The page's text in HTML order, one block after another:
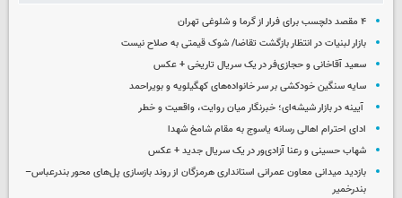
۴ مقصد دلچسب برای فرار از گرما و شلوغی تهران
بازار لبنیات در انتظار بازگشت تقاضا/ شوک قیمتی به صلاح نیست
سعید آقاخانی و حجازی‌فر در یک سریال تاریخی + عکس
سایه سنگین خودکشی بر سر خانواده‌های کهگیلویه و بویراحمد
آیینه در بازار شیشه‌ای؛ خبرنگار میان روایت، واقعیت و خطر
ادای احترام اهالی رسانه یاسوج به مقام شامخ شهدا
شهاب حسینی و رعنا آزادی‌ور در یک سریال جدید + عکس
بازدید میدانی معاون عمرانی استانداری هرمزگان از روند بازسازی پل‌های محور بندرعباس–
بندرخمیر